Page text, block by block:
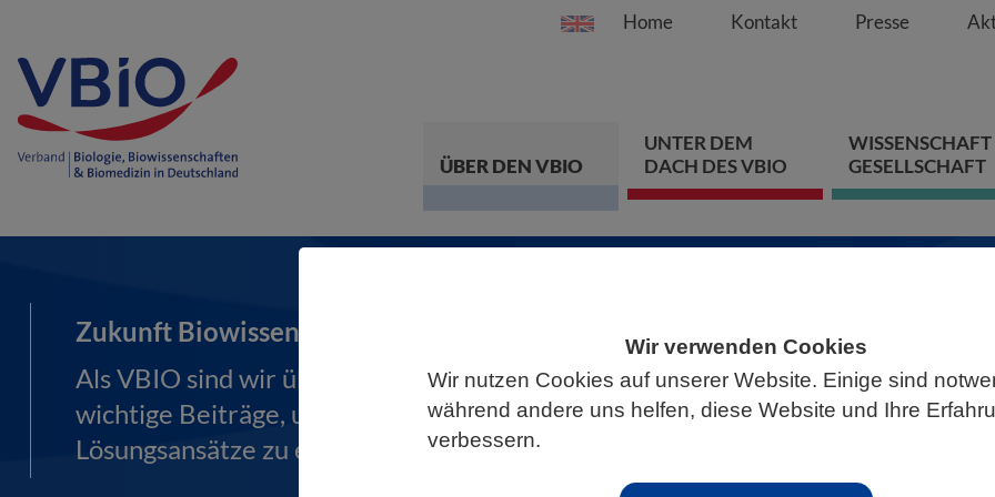
Wir verwenden Cookies
Wir nutzen Cookies auf unserer Website. Einige sind
während andere uns helfen, diese Website und Ihre
verbessern.
Springe direkt zu:
Zum Hauptinhalt
Zur Hauptnavigation
Zur Footer-
Home Kontakt Presse
ÜBER DEN VBIO
UNTER DEM
DACH DES VBIO
WISSENSCHAFT
GESELLSCHAFT
Zukunft Biowissenschaften gemeinsam gestalten!
Als VBIO sind wir überzeugt: Die Biowissenschaften liefern
wichtige Beiträge, um Zukunftsprobleme zu erforschen und
Lösungsansätze zu entwickeln.